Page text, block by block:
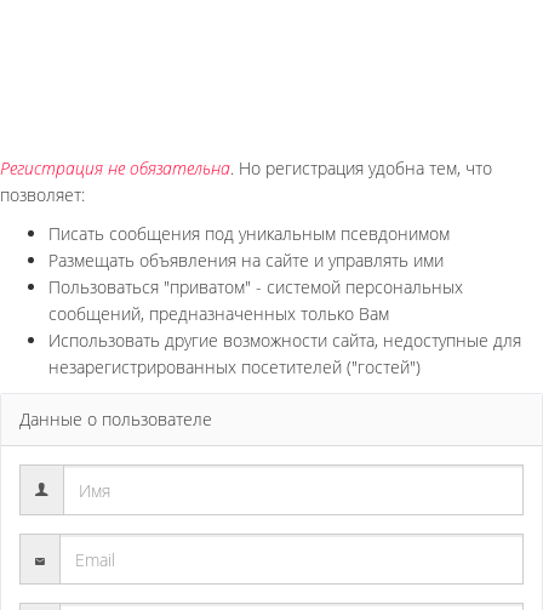
Регистрация не обязательна. Но регистрация удобна тем, что
позволяет:
Писать сообщения под уникальным псевдонимом
Размещать объявления на сайте и управлять ими
Пользоваться "приватом" - системой персональных
сообщений, предназначенных только Вам
Использовать другие возможности сайта, недоступные для
незарегистрированных посетителей ("гостей")
Данные о пользователе